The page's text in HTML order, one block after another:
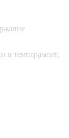
и темперамент,